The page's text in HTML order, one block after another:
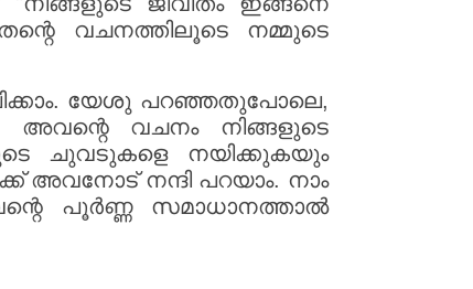
വചനത്തിലൂടെ നമ്മുടെ
യേശു പറഞ്ഞതുപോലെ,
വചനം നിങ്ങളുടെ
ചുവടുകളെ നയിക്കുകയും
അവനോട് നന്ദി പറയാം. നാം
പൂർണ്ണ സമാധാനത്താൽ